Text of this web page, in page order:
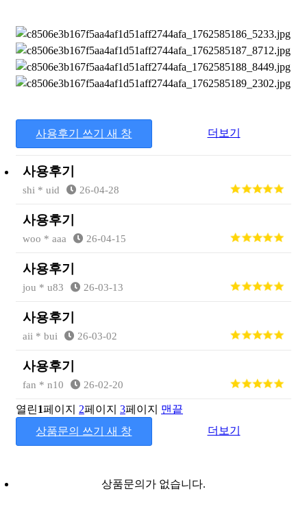
사용후기 쓰기 새 창 더보기
사용후기
shi * uid 26-04-28
사용후기
woo * aaa 26-04-15
사용후기
jou * u83 26-03-13
사용후기
aii * bui 26-03-02
사용후기
fan * n10 26-02-20
열린1페이지 2페이지 3페이지
맨끝
상품문의 쓰기
새 창 더보기
상품문의가 없습니다.